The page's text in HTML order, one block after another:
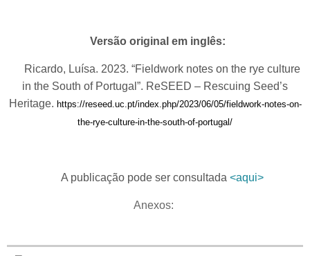
Versão original em inglês:
Ricardo, Luísa. 2023. “Fieldwork notes on the rye culture
in the South of Portugal”. ReSEED – Rescuing Seed’s
Heritage. https://reseed.uc.pt/index.php/2023/06/05/fieldwork-notes-on-
the-rye-culture-in-the-south-of-portugal/
A publicação pode ser consultada <aqui>
Anexos: